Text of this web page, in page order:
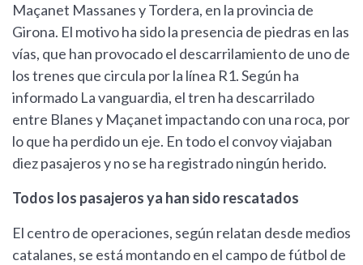
Maçanet Massanes y Tordera, en la provincia de
Girona. El motivo ha sido la presencia de piedras en las
vías, que han provocado el descarrilamiento de uno de
los trenes que circula por la línea R1. Según ha
informado La vanguardia, el tren ha descarrilado
entre Blanes y Maçanet impactando con una roca, por
lo que ha perdido un eje. En todo el convoy viajaban
diez pasajeros y no se ha registrado ningún herido.
Todos los pasajeros ya han sido rescatados
El centro de operaciones, según relatan desde medios
catalanes, se está montando en el campo de fútbol de